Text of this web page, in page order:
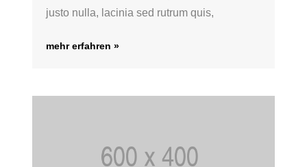
justo nulla, lacinia sed rutrum quis,
mehr erfahren »